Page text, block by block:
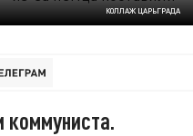
КОЛЛАЖ ЦАРЬГРАДА
коммуниста.